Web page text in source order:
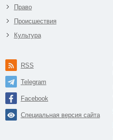
Право
Происшествия
Культура
RSS
Telegram
Facebook
Специальная версия сайта